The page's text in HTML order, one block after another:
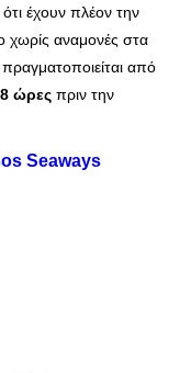
ότι έχουν πλέον την
χωρίς αναμονές στα
από
ώρες πριν την
Seaways